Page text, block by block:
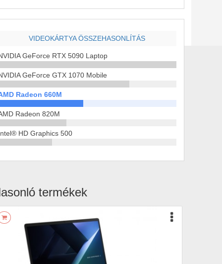
VIDEOKÁRTYA ÖSSZEHASONLÍTÁS
GeForce RTX 5090 Laptop
GeForce GTX 1070 Mobile
Radeon 660M
Radeon 820M
HD Graphics 500
termékek